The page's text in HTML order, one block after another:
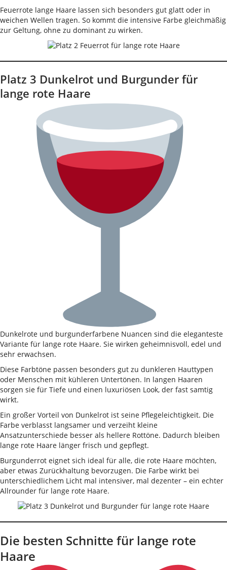
Feuerrote lange Haare lassen sich besonders gut glatt oder in
weichen Wellen tragen. So kommt die intensive Farbe gleichmäßig
zur Geltung, ohne zu dominant zu wirken.
Platz 3 Dunkelrot und Burgunder für
lange rote Haare
Dunkelrote und burgunderfarbene Nuancen sind die eleganteste
Variante für lange rote Haare. Sie wirken geheimnisvoll, edel und
sehr erwachsen.
Diese Farbtöne passen besonders gut zu dunkleren Hauttypen
oder Menschen mit kühleren Untertönen. In langen Haaren
sorgen sie für Tiefe und einen luxuriösen Look, der fast samtig
wirkt.
Ein großer Vorteil von Dunkelrot ist seine Pflegeleichtigkeit. Die
Farbe verblasst langsamer und verzeiht kleine
Ansatzunterschiede besser als hellere Rottöne. Dadurch bleiben
lange rote Haare länger frisch und gepflegt.
Burgunderrot eignet sich ideal für alle, die rote Haare möchten,
aber etwas Zurückhaltung bevorzugen. Die Farbe wirkt bei
unterschiedlichem Licht mal intensiver, mal dezenter – ein echter
Allrounder für lange rote Haare.
Die besten Schnitte für lange rote
Haare